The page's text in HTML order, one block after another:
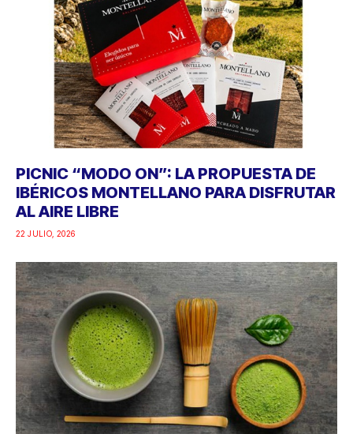
PICNIC “MODO ON”: LA PROPUESTA DE
IBÉRICOS MONTELLANO PARA DISFRUTAR
AL AIRE LIBRE
22 JULIO, 2026